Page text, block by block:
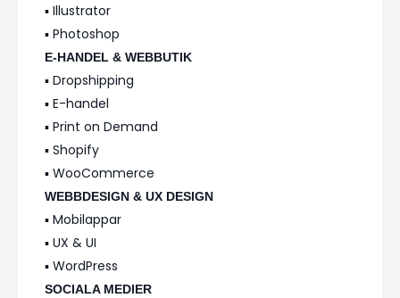
▪️ Illustrator
▪️ Photoshop
E-HANDEL & WEBBUTIK
▪️ Dropshipping
▪️ E-handel
▪️ Print on Demand
▪️ Shopify
▪️ WooCommerce
WEBBDESIGN & UX DESIGN
▪️ Mobilappar
▪️ UX & UI
▪️ WordPress
SOCIALA MEDIER